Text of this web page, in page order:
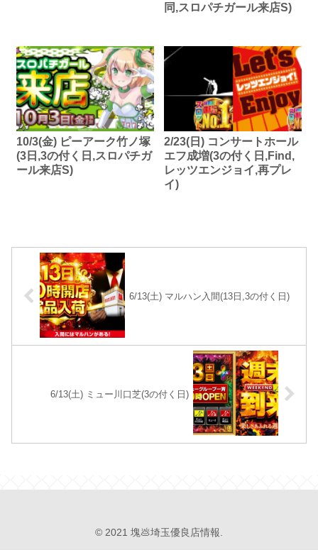
同,スロパチガール来店S)
10/3(金) ピーアーク竹ノ塚
(3日,3の付く日,スロパチガ
ール来店S)
2/23(日) コンサートホール
エフ成増(3の付く日,Find,
レッツエンジョイ,再プレ
イ)
6/13(土) マルハン入間(13日,3の付く日)
6/13(土) ミュー川口芝(3の付く日)
© 2021 塊💩埼玉優良店情報.